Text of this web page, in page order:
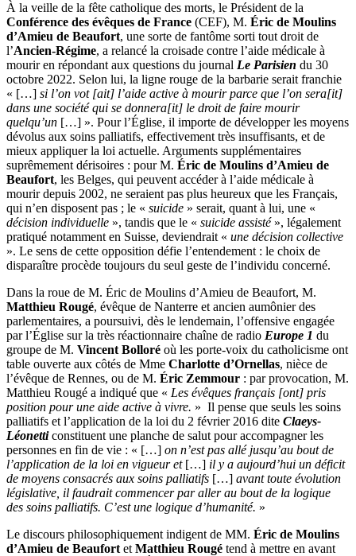
À la veille de la fête catholique des morts, le Président de la
Conférence des évêques de France (CEF), M. Éric de Moulins
d’Amieu de Beaufort, une sorte de fantôme sorti tout droit de
l’Ancien-Régime, a relancé la croisade contre l’aide médicale à
mourir en répondant aux questions du journal Le Parisien du 30
octobre 2022. Selon lui, la ligne rouge de la barbarie serait franchie
« […] si l’on vot [ait] l’aide active à mourir parce que l’on sera[it]
dans une société qui se donnera[it] le droit de faire mourir
quelqu’un […] ». Pour l’Église, il importe de développer les moyens
dévolus aux soins palliatifs, effectivement très insuffisants, et de
mieux appliquer la loi actuelle. Arguments supplémentaires
suprêmement dérisoires : pour M. Éric de Moulins d’Amieu de
Beaufort, les Belges, qui peuvent accéder à l’aide médicale à
mourir depuis 2002, ne seraient pas plus heureux que les Français,
qui n’en disposent pas ; le « suicide » serait, quant à lui, une «
décision individuelle », tandis que le « suicide assisté», légalement
pratiqué notamment en Suisse, deviendrait « une décision collective
». Le sens de cette opposition défie l’entendement : le choix de
disparaître procède toujours du seul geste de l’individu concerné.
Dans la roue de M. Éric de Moulins d’Amieu de Beaufort, M.
Matthieu Rougé, évêque de Nanterre et ancien aumônier des
parlementaires, a poursuivi, dès le lendemain, l’offensive engagée
par l’Église sur la très réactionnaire chaîne de radio Europe 1 du
groupe de M. Vincent Bolloré où les porte-voix du catholicisme ont
table ouverte aux côtés de Mme Charlotte d’Ornellas, nièce de
l’évêque de Rennes, ou de M. Éric Zemmour : par provocation, M.
Matthieu Rougé a indiqué que « Les évêques français [ont] pris
position pour une aide active à vivre. » Il pense que seuls les soins
palliatifs et l’application de la loi du 2 février 2016 dite Claeys-
Léonetticonstituent une planche de salut pour accompagner les
personnes en fin de vie : « […] on n’est pas allé jusqu’au bout de
l’application de la loi en vigueur et[…] il y a aujourd’hui un déficit
de moyens consacrés aux soins palliatifs […] avant toute évolution
législative, il faudrait commencer par aller au bout de la logique
des soins palliatifs. C’est une logique d’humanité. »
Le discours philosophiquement indigent de MM. Éric de Moulins
d’Amieu de Beaufort et Matthieu Rougé tend à mettre en avant